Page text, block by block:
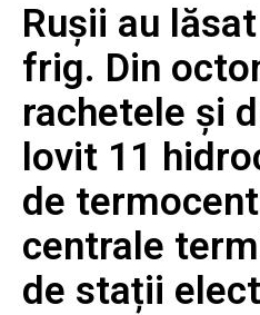
Rușii au
frig. Din
rachetele și
lovit 11
de
centrale
de stații